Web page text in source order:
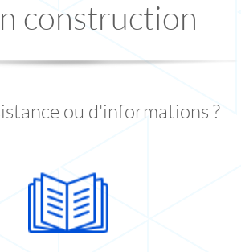
construction
ou d'informations ?